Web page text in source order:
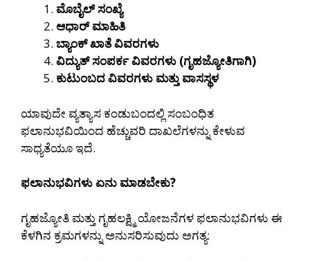
ಮೊಬೈಲ್ ಸಂಖ್ಯೆ
ಆಧಾರ್ ಮಾಹಿತಿ
ಬ್ಯಾಂಕ್ ಖಾತೆ ವಿವರಗಳು
ವಿದ್ಯುತ್ ಸಂಪರ್ಕ ವಿವರಗಳು (ಗೃಹಜ್ಯೋತಿಗಾಗಿ)
ಕುಟುಂಬದ ವಿವರಗಳು ಮತ್ತು ವಾಸಸ್ಥಳ
ಯಾವುದೇ ವ್ಯತ್ಯಾಸ ಕಂಡುಬಂದಲ್ಲಿ ಸಂಬಂಧಿತ
ಫಲಾನುಭವಿಯಿಂದ ಹೆಚ್ಚುವರಿ ದಾಖಲೆಗಳನ್ನು ಕೇಳುವ
ಸಾಧ್ಯತೆಯೂ ಇದೆ.
ಫಲಾನುಭವಿಗಳು ಏನು ಮಾಡಬೇಕು?
ಗೃಹಜ್ಯೋತಿ ಮತ್ತು ಗೃಹಲಕ್ಷ್ಮಿ ಯೋಜನೆಗಳ ಫಲಾನುಭವಿಗಳು ಈ
ಕೆಳಗಿನ ಕ್ರಮಗಳನ್ನು ಅನುಸರಿಸುವುದು ಅಗತ್ಯ: